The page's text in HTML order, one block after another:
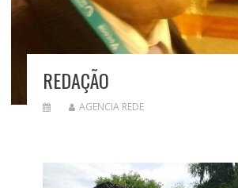
REDAÇÃO
AGENCIA REDE